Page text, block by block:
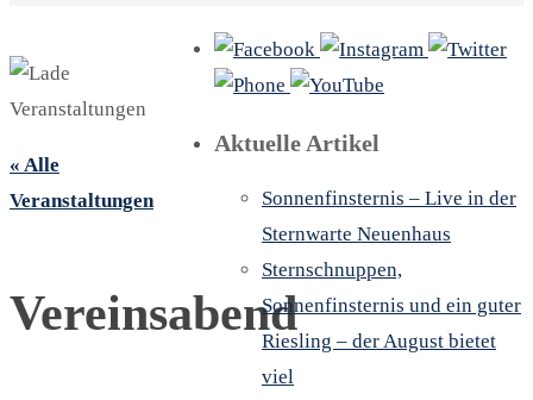
« Alle
Veranstaltungen
Vereinsabend
Aktuelle Artikel
Sonnenfinsternis – Live in der
Sternwarte Neuenhaus
Sternschnuppen,
Sonnenfinsternis und ein guter
Riesling – der August bietet
viel